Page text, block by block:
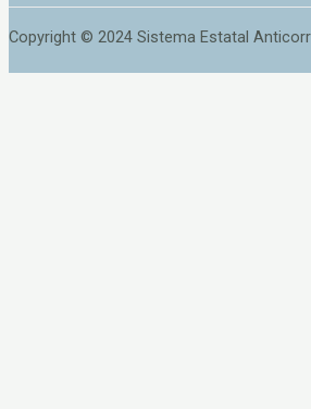
Copyright © 2024 Sistema Estatal